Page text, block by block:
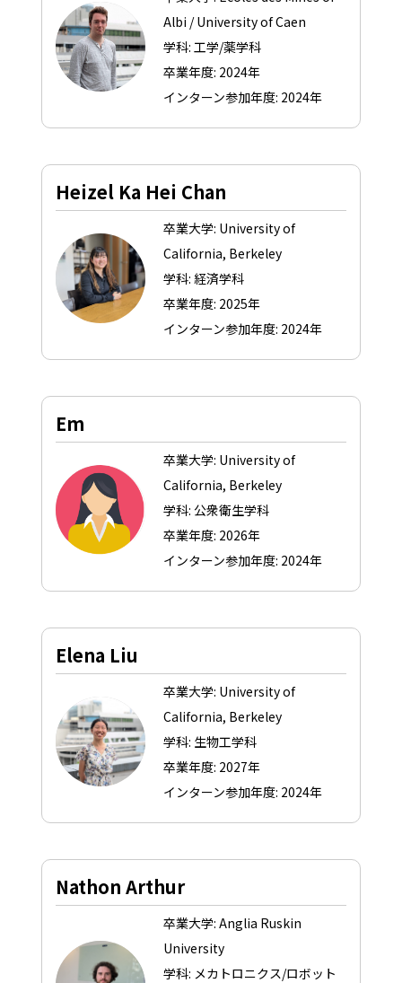
Albi / University of Caen
学科: 工学/薬学科
卒業年度: 2024年
インターン参加年度: 2024年
Heizel Ka Hei Chan
卒業大学: University of
California, Berkeley
学科: 経済学科
卒業年度: 2025年
インターン参加年度: 2024年
Em
卒業大学: University of
California, Berkeley
学科: 公衆衛生学科
卒業年度: 2026年
インターン参加年度: 2024年
Elena Liu
卒業大学: University of
California, Berkeley
学科: 生物工学科
卒業年度: 2027年
インターン参加年度: 2024年
Nathon Arthur
卒業大学: Anglia Ruskin
University
学科: メカトロニクス/ロボット